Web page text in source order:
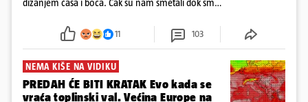
dizanjem čaša i boca. Čak su nam smetali dok smo
požar, rekao je vlasnik
11 103
NEMA KIŠE NA VIDIKU
PREDAH ĆE BITI KRATAK Evo kada se
vraća toplinski val. Većina Europe na